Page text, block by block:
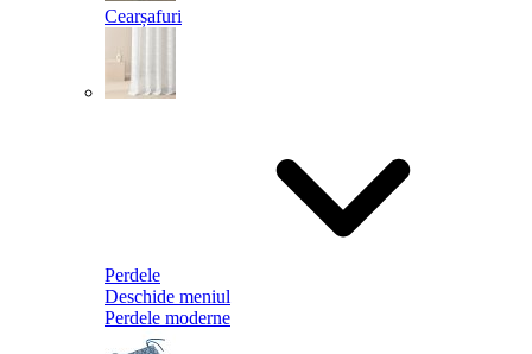
Cearșafuri
Perdele
Deschide meniul
Perdele moderne